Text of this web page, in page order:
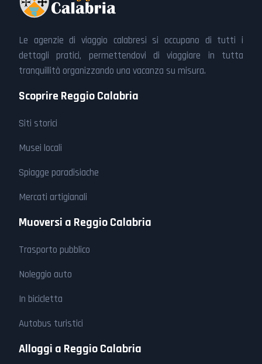
Le agenzie di viaggio calabresi si occupano di tutti i
dettagli pratici, permettendovi di viaggiare in tutta
tranquillità organizzando una vacanza su misura.
Scoprire Reggio Calabria
Siti storici
Musei locali
Spiagge paradisiache
Mercati artigianali
Muoversi a Reggio Calabria
Trasporto pubblico
Noleggio auto
In bicicletta
Autobus turistici
Alloggi a Reggio Calabria